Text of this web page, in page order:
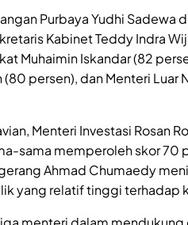
Purbaya Yudhi Sadewa
Kabinet Teddy Indra
Muhaimin Iskandar (82
persen), dan Menteri Luar
Menteri Investasi Rosan
sama memperoleh skor 70
Ahmad Chumaedy
yang relatif tinggi terhadap